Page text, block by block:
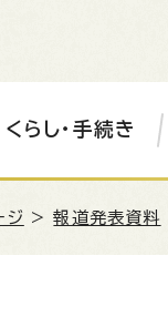
くらし・手続き
ジ >報道発表資料